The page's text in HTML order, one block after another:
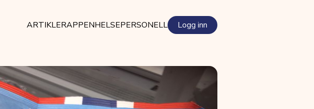
ARTIKLERAPPENHELSEPERSONELL Logg inn